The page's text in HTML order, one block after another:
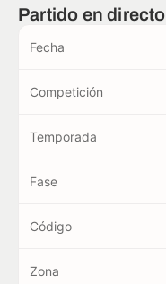
Partido en directo
Fecha
Competición
Temporada
Fase
Código
Zona